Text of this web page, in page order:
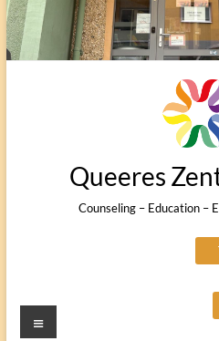
Queeres
Counseling – Education –
Menu